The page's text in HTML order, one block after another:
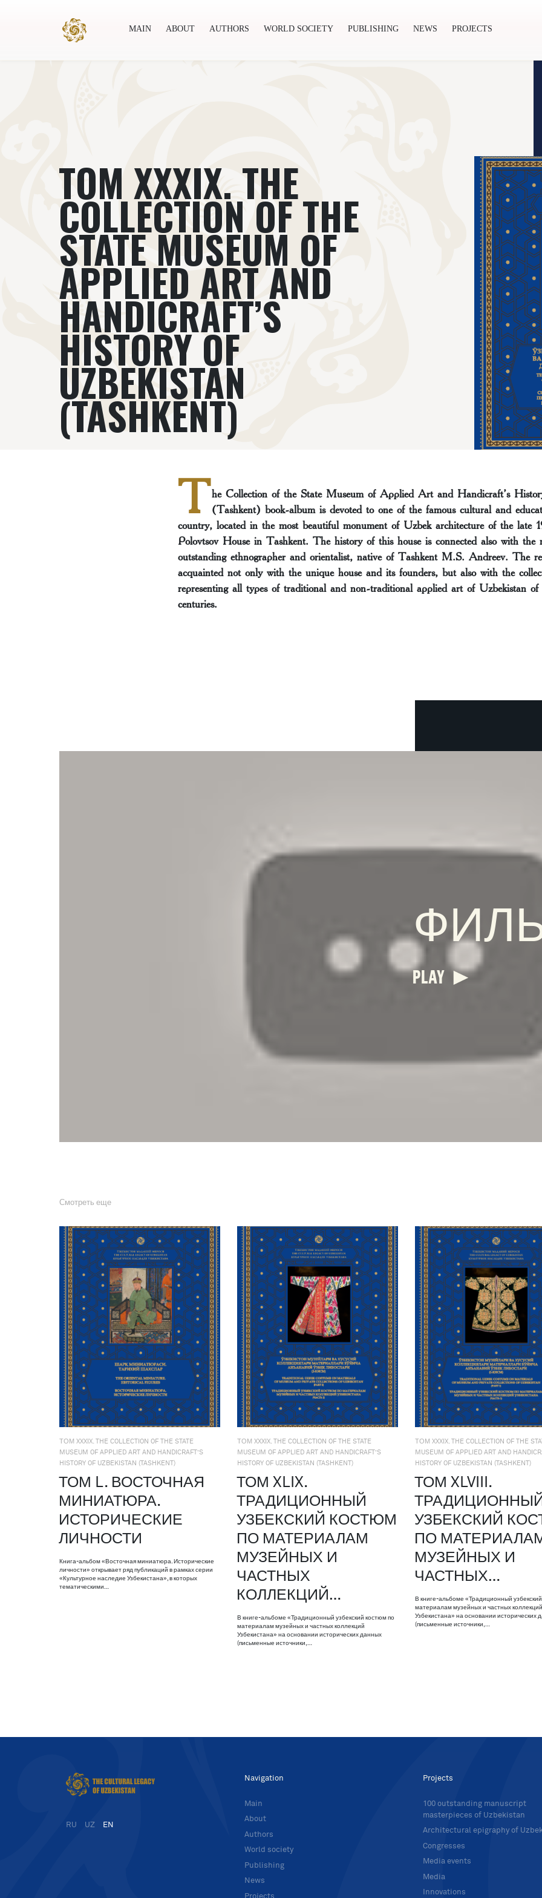
MAIN ABOUT AUTHORS WORLD SOCIETY PUBLISHING NEWS PROJECTS
ТОМ XXXIX. THE
COLLECTION OF THE
STATE MUSEUM OF
APPLIED ART AND
HANDICRAFT’S
HISTORY OF
UZBEKISTAN
(TASHKENT)
The Collection of the State Museum of Applied Art and Handicraft’s
(Tashkent) book-album is devoted to one of the famous cultural and
country, located in the most beautiful monument of Uzbek architecture of the late
Polovtsоv House in Tashkent. The history of this house is connected also with the
outstanding ethnographer and orientalist, native of Tashkent M.S. Andreev. The
acquainted not only with the unique house and its founders, but also with the
representing all types of traditional and non-traditional applied art of Uzbekistan
centuries.
PLAY
Смотреть еще
ТОМ XXXIX. THE COLLECTION OF THE STATE
MUSEUM OF APPLIED ART AND HANDICRAFT’S
HISTORY OF UZBEKISTAN (TASHKENT)
ТОМ L. ВОСТОЧНАЯ
МИНИАТЮРА.
ИСТОРИЧЕСКИЕ
ЛИЧНОСТИ
Книга-альбом «Восточная миниатюра. Исторические
личности» открывает ряд публикаций в рамках серии
«Культурное наследие Узбекистана», в которых
тематическими…
ТОМ XXXIX. THE COLLECTION OF THE STATE
MUSEUM OF APPLIED ART AND HANDICRAFT’S
HISTORY OF UZBEKISTAN (TASHKENT)
ТОМ XLIX.
ТРАДИЦИОННЫЙ
УЗБЕКСКИЙ КОСТЮМ
ПО МАТЕРИАЛАМ
МУЗЕЙНЫХ И
ЧАСТНЫХ
КОЛЛЕКЦИЙ…
В книге-альбоме «Традиционный узбекский костюм по
материалам музейных и частных коллекций
Узбекистана» на основании исторических данных
(письменные источники,…
ТОМ XXXIX. THE COLLECTION OF THE
MUSEUM OF APPLIED ART AND
HISTORY OF UZBEKISTAN (TASHKENT)
ТОМ XLVIII.
УЗБЕКСКИЙ
ПО
МУЗЕЙНЫХ И
ЧАСТНЫХ…
В книге-альбоме «Традиционный
материалам музейных и частных коллекций
Узбекистана» на основании исторических
(письменные источники,…
RU UZ EN
Navigation
Main
About
Authors
World society
Publishing
News
Projects
Projects
100 outstanding manuscript
masterpieces of Uzbekistan
Architectural epigraphy of
Congresses
Media events
Media
Innovations